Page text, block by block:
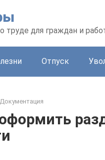
труде для граждан и
Отпуск
Документация